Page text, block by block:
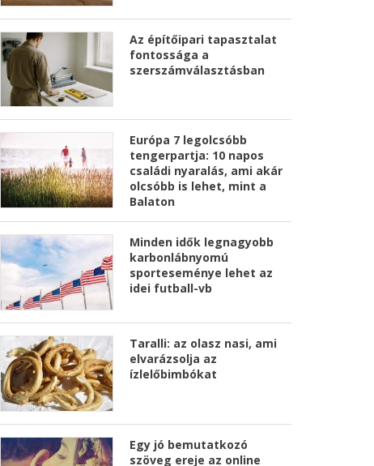
Az építőipari tapasztalat
fontossága a
szerszámválasztásban
Európa 7 legolcsóbb
tengerpartja: 10 napos
családi nyaralás, ami akár
olcsóbb is lehet, mint a
Balaton
Minden idők legnagyobb
karbonlábnyomú
sporteseménye lehet az
idei futball-vb
Taralli: az olasz nasi, ami
elvarázsolja az
ízlelőbimbókat
Egy jó bemutatkozó
szöveg ereje az online